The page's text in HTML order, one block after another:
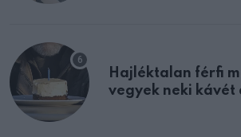
Hajléktalan férfi
vegyek neki kávét